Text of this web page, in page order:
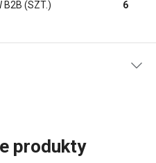
B2B (SZT.) 6
produkty